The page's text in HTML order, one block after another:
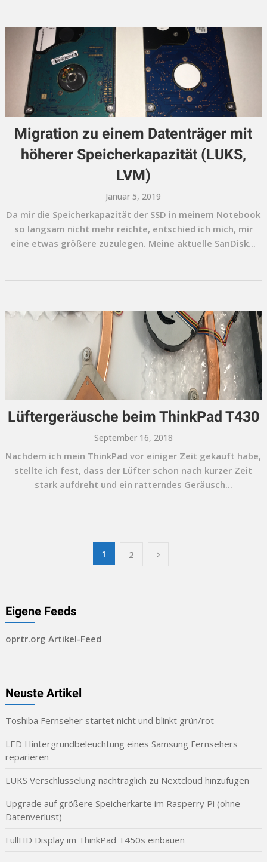
Migration zu einem Datenträger mit
höherer Speicherkapazität (LUKS,
LVM)
Januar 5, 2019
Da mir die Speicherkapazität der SSD in meinem Notebook
so langsam nicht mehr reichte, entschied ich mich, mir
eine etwas größere zuzulegen. Meine aktuelle SanDisk...
Lüftergeräusche beim ThinkPad T430
September 16, 2018
Nachdem ich mein ThinkPad vor einiger Zeit gekauft habe,
stellte ich fest, dass der Lüfter schon nach kurzer Zeit
stark aufdreht und ein ratterndes Geräusch...
Seitennummerierung
1 2
Eigene Feeds
oprtr.org Artikel-Feed
Neuste Artikel
Toshiba Fernseher startet nicht und blinkt grün/rot
LED Hintergrundbeleuchtung eines Samsung Fernsehers
reparieren
LUKS Verschlüsselung nachträglich zu Nextcloud hinzufügen
Upgrade auf größere Speicherkarte im Rasperry Pi (ohne
Datenverlust)
FullHD Display im ThinkPad T450s einbauen